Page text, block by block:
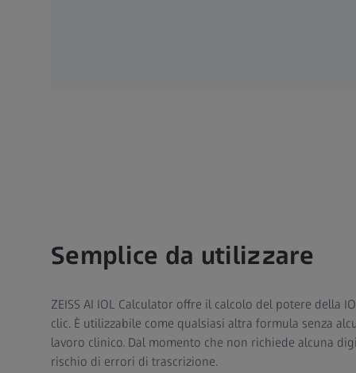
Semplice da utilizzare
ZEISS AI IOL Calculator offre il calcolo del potere della
clic. È utilizzabile come qualsiasi altra formula senza
lavoro clinico. Dal momento che non richiede alcuna
rischio di errori di trascrizione.